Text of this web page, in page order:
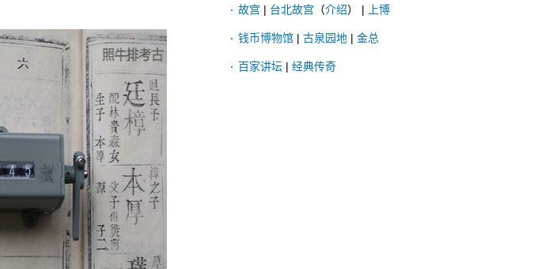
故宫 | 台北故宫 （介绍） | 上博
钱币博物馆 |古泉园地 |金总
百家讲坛 |经典传奇